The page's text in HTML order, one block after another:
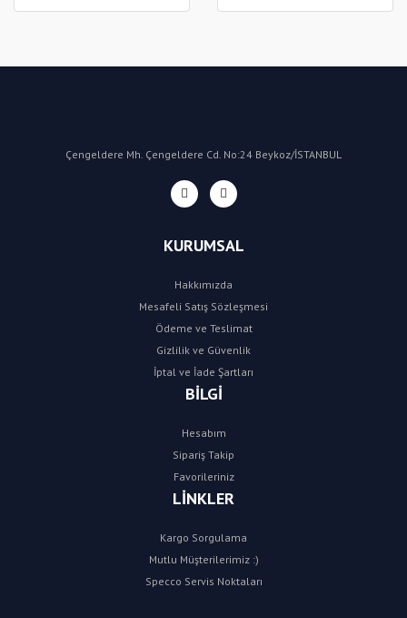
Çengeldere Mh. Çengeldere Cd. No:24 Beykoz/İSTANBUL
KURUMSAL
Hakkımızda
Mesafeli Satış Sözleşmesi
Ödeme ve Teslimat
Gizlilik ve Güvenlik
İptal ve İade Şartları
BİLGİ
Hesabım
Sipariş Takip
Favorileriniz
LİNKLER
Kargo Sorgulama
Mutlu Müşterilerimiz :)
Specco Servis Noktaları